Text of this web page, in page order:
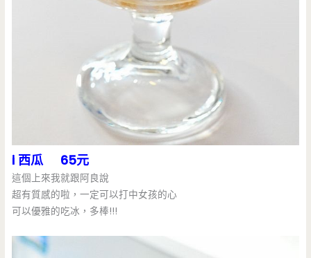
i 西瓜 65元
這個上來我就跟阿良說
超有質感的啦，一定可以打中女孩的心
可以優雅的吃冰，多棒!!!